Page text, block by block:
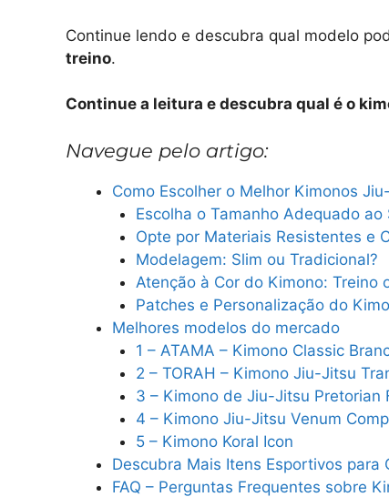
Continue lendo e descubra qual modelo
treino.
Continue a leitura e descubra qual é o
Navegue pelo artigo:
Como Escolher o Melhor Kimonos
Escolha o Tamanho Adequado ao
Opte por Materiais Resistentes e
Modelagem: Slim ou Tradicional?
Atenção à Cor do Kimono: Treino
Patches e Personalização do
Melhores modelos do mercado
1 – ATAMA – Kimono Classic
2 – TORAH – Kimono Jiu-Jitsu
3 – Kimono de Jiu-Jitsu Pretorian
4 – Kimono Jiu-Jitsu Venum
5 – Kimono Koral Icon
Descubra Mais Itens Esportivos para
FAQ – Perguntas Frequentes sobre